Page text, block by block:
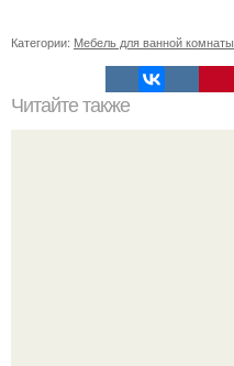
Категории: Мебель для ванной комнаты
Читайте также